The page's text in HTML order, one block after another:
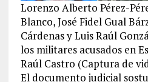
Lorenzo Alberto Pérez-
Blanco, José Fidel Gual
Cárdenas y Luis Raúl
los militares acusados en
Raúl Castro (Captura de
El documento judicial